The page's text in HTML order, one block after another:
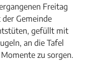
Freitag
Gemeinde
gefüllt mit
an die Tafel
zu sorgen.